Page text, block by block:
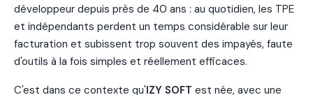
développeur depuis près de 40 ans : au quotidien, les TPE
et indépendants perdent un temps considérable sur leur
facturation et subissent trop souvent des impayés, faute
d'outils à la fois simples et réellement efficaces.
C'est dans ce contexte qu'IZY SOFT est née, avec une